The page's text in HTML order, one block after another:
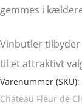
gemmes i
Vinbutler tilbyder
til et attraktivt
Varenummer (SKU):
Chateau Fleur de